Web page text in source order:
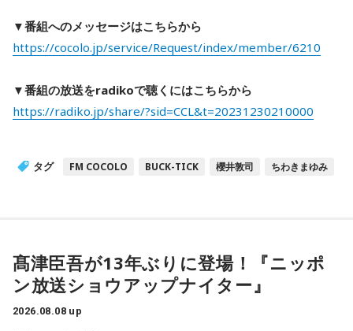
▼番組へのメッセージはこちらから
https://cocolo.jp/service/Request/index/member/6210
▼番組の放送をradikoで聴くにはこちらから
https://radiko.jp/share/?sid=CCL&t=20231230210000
タグ FM COCOLO BUCK-TICK 櫻井敦司 ちわきまゆみ
髙津臣吾が13年ぶりに登場！『ニッポ
ン放送ショウアップナイター』
2026.08.08 up